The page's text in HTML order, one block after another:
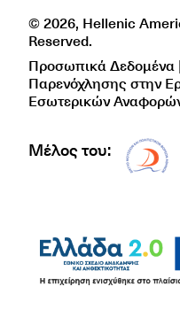
© 2026, Hellenic
Reserved.
Προσωπικά Δεδομένα
Παρενόχλησης στην
Εσωτερικών
Μέλος του: